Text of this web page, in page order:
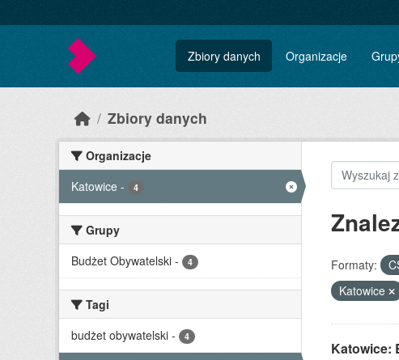
Zbiory danych Organizacje
Zbiory danych
Organizacje
Katowice - 4
Grupy
Budżet Obywatelski - 4
Tagi
budżet obywatelski - 4
Formaty:
Katowice
Katowice: